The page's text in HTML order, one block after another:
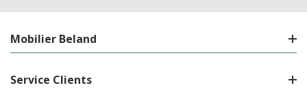
Mobilier Beland
Service Clients